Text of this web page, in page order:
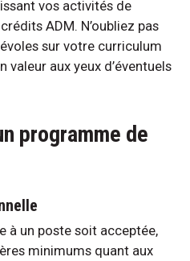
vos activités de
ADM. N’oubliez pas
sur votre curriculum
aux yeux d’éventuels
programme de
à un poste soit acceptée,
minimums quant aux